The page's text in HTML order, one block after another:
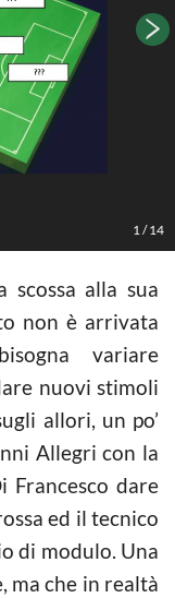
1 /14
alla sua
non è arrivata
variare
nuovi stimoli
allori, un po’
Allegri con la
Francesco dare
ed il tecnico
di modulo. Una
ma che in realtà